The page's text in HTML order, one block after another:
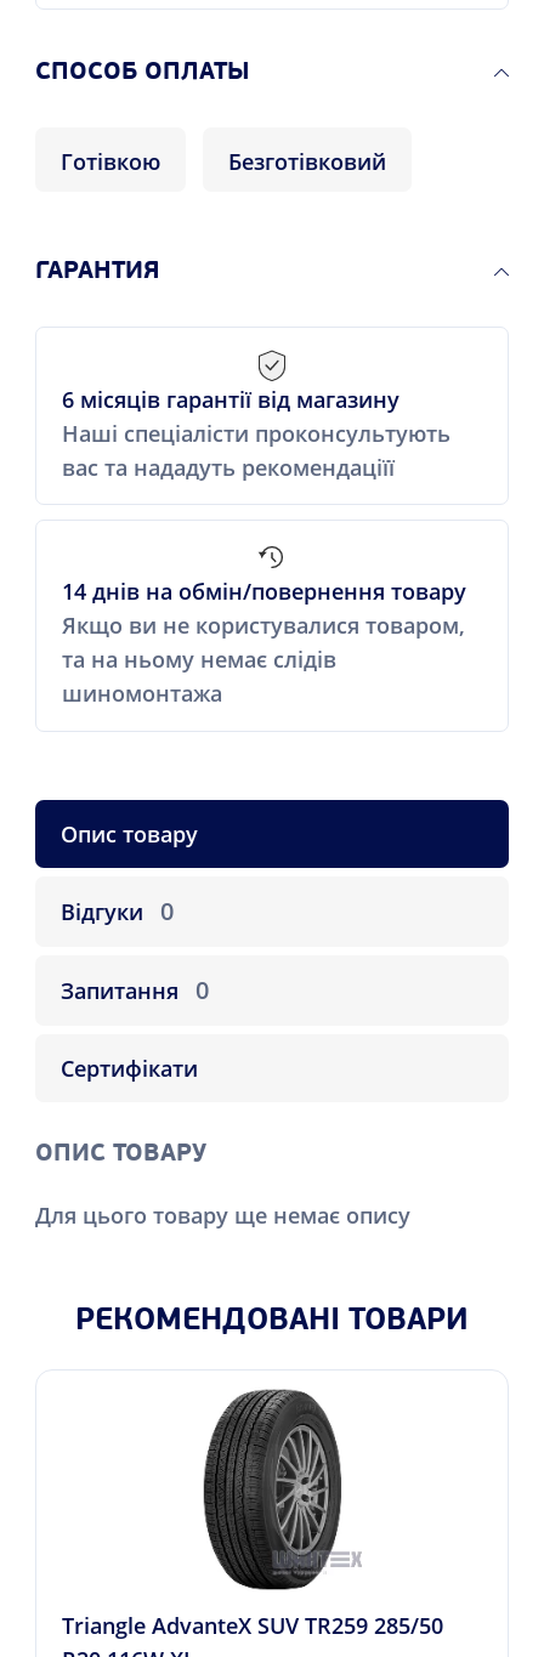
CПОСОБ ОПЛАТЫ
Готівкою Безготівковий
ГАРАНТИЯ
6 місяців гарантії від магазину
Наші спеціалісти проконсультують
вас та нададуть рекомендаціїї
14 днів на обмін/повернення товару
Якщо ви не користувалися товаром,
та на ньому немає слідів
шиномонтажа
Опис товару
Відгуки 0
Запитання 0
Сертифікати
ОПИС ТОВАРУ
Для цього товару ще немає опису
РЕКОМЕНДОВАНІ ТОВАРИ
Triangle AdvanteX SUV TR259 285/50